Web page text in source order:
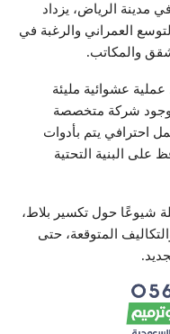
مدينة الرياض، يزداد
العمراني والرغبة في
والمكاتب.
عشوائية مليئة
وجود شركة متخصصة
احترافي يتم بأدوات
على البنية التحتية
شيوعًا حول تكسير بلاط،
المتوقعة، حتى